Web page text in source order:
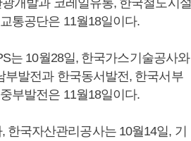
통공단은 11월18일이다.
는 10월28일, 한국가스기술공사와
발전과 한국동서발전, 한국서부
부발전은 11월18일이다.
국자산관리공사는 10월14일, 기